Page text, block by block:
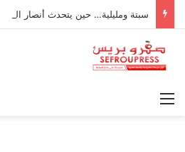
سبتة ومليلية… حين يتحدث أنصار
القائمة